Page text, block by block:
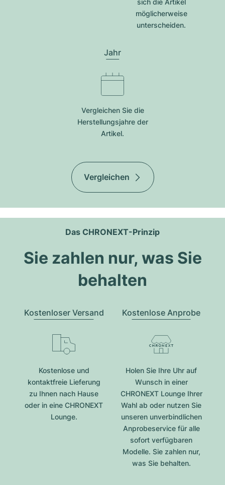
sich die Artikel
möglicherweise
unterscheiden.
Jahr
Vergleichen Sie die
Herstellungsjahre der
Artikel.
Vergleichen
Das CHRONEXT-Prinzip
Sie zahlen nur, was Sie
behalten
Kostenloser Versand
Kostenlose und
kontaktfreie Lieferung
zu Ihnen nach Hause
oder in eine CHRONEXT
Lounge.
Kostenlose Anprobe
Holen Sie Ihre Uhr auf
Wunsch in einer
CHRONEXT Lounge Ihrer
Wahl ab oder nutzen Sie
unseren unverbindlichen
Anprobeservice für alle
sofort verfügbaren
Modelle. Sie zahlen nur,
was Sie behalten.